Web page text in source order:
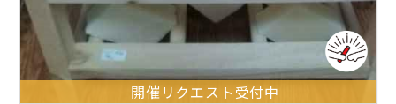
開催リクエスト受付中